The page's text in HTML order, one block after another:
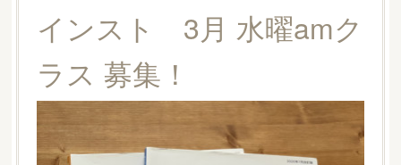
ハンモックよもぎ蒸し® HAMMOCK SAUNA® アカデミー厚木校
ハンモックタイ古式協会® 厚木校出張講座(個人／企業・団体)
YouTube［アロマ・ハーブクラフト］
インスト 3月 水曜amク
ラス 募集！